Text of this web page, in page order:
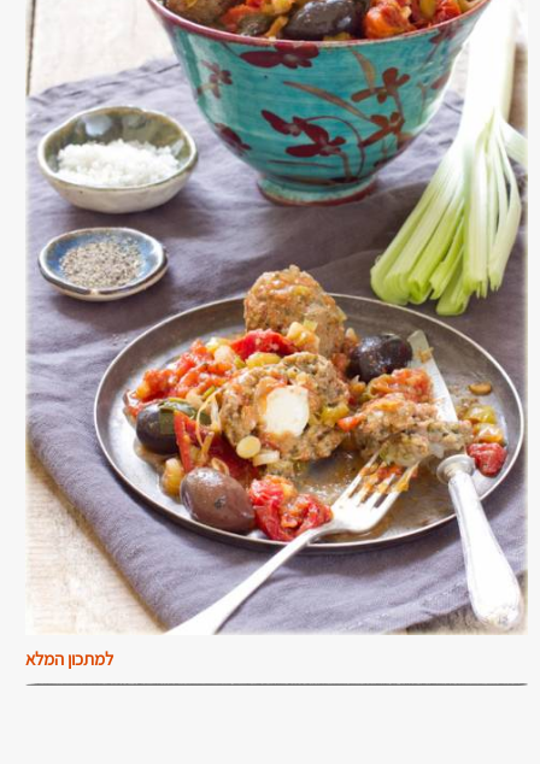
למתכון המלא